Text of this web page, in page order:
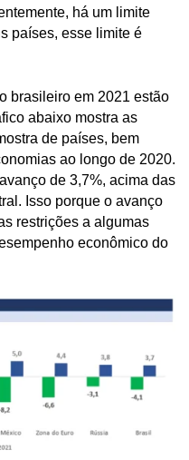
há um limite
países, esse limite é
brasileiro em 2021 estão
abaixo mostra as
de países, bem
ao longo de 2020.
de 3,7%, acima das
Isso porque o avanço
restrições a algumas
econômico do